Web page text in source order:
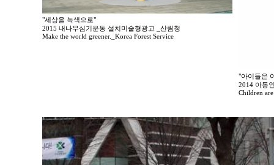
"세상을 녹색으로"
2015 내나무심기운동 설치미술형광고 _산림청
Make the world greener._Korea Forest Service
"아이들은
2014 아동
Children